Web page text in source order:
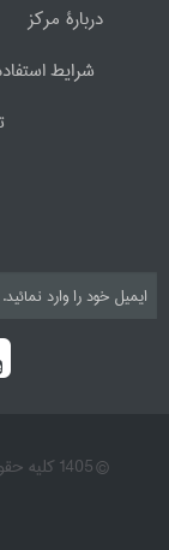
دربارۀ مرکز
شرایط
© 1405